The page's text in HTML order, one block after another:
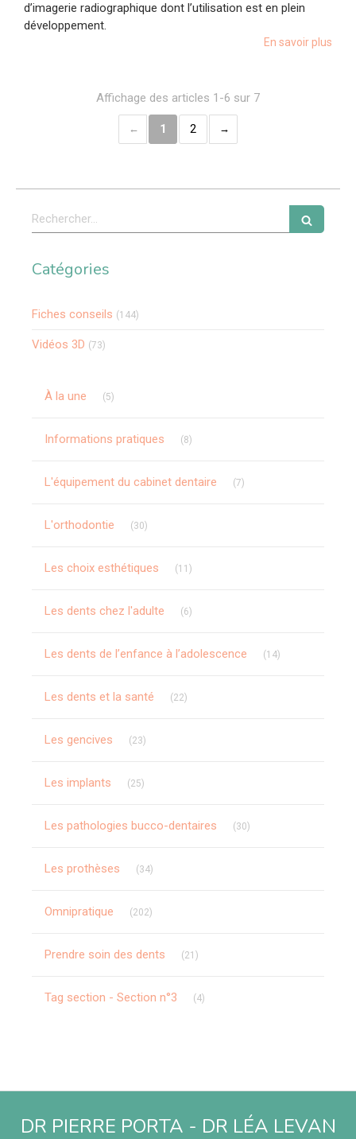
d’imagerie radiographique dont l’utilisation est en plein
développement.
En savoir plus
Affichage des articles 1-6 sur 7
1 2
Rechercher
Catégories
Fiches conseils (144)
Vidéos 3D (73)
À la une (5)
Informations pratiques (8)
L'équipement du cabinet dentaire (7)
L'orthodontie (30)
Les choix esthétiques (11)
Les dents chez l'adulte (6)
Les dents de l’enfance à l’adolescence (14)
Les dents et la santé (22)
Les gencives (23)
Les implants (25)
Les pathologies bucco-dentaires (30)
Les prothèses (34)
Omnipratique (202)
Prendre soin des dents (21)
Tag section - Section n°3 (4)
DR PIERRE PORTA - DR LÉA LEVAN